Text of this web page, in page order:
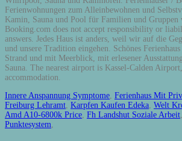
Innere Anspannung Symptome, Ferienhaus Mit
Freiburg Lehramt, Karpfen Kaufen Edeka, Welt
Amd A10-6800k Price, Fh Landshut Soziale Arbeit,
Punktesystem,